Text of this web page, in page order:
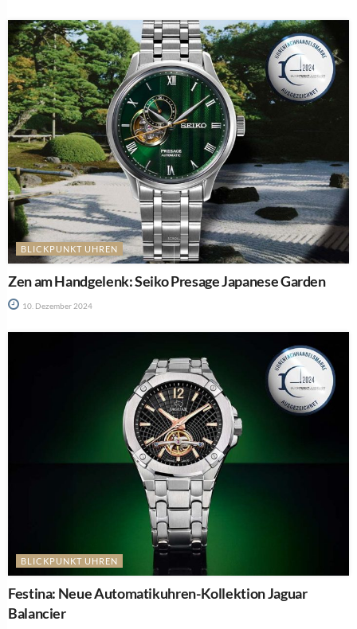
BLICKPUNKT UHREN
Zen am Handgelenk: Seiko Presage Japanese Garden
10. Dezember 2024
BLICKPUNKT UHREN
Festina: Neue Automatikuhren-Kollektion Jaguar
Balancier